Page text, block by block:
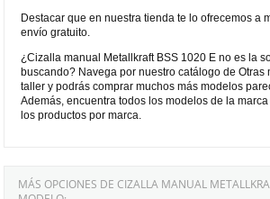
Destacar que en nuestra tienda te lo ofrecemos a
envío gratuito.
¿Cizalla manual Metallkraft BSS 1020 E no es la
buscando? Navega por nuestro catálogo de Otras
taller y podrás comprar muchos más modelos
Además, encuentra todos los modelos de la
los productos por marca.
MÁS OPCIONES DE CIZALLA MANUAL